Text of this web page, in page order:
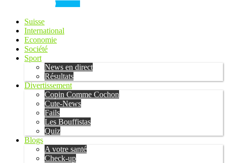
Suisse
International
Economie
Société
Sport
News en direct
Résultats
Divertissement
Copin Comme Cochon
Cute-News
Fails
Les Bouffistas
Quiz
Blogs
A votre santé
Check-up